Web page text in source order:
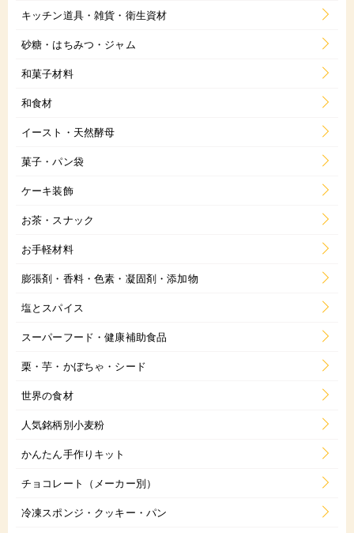
キッチン道具・雑貨・衛生資材
砂糖・はちみつ・ジャム
和菓子材料
和食材
イースト・天然酵母
菓子・パン袋
ケーキ装飾
お茶・スナック
お手軽材料
膨張剤・香料・色素・凝固剤・添加物
塩とスパイス
スーパーフード・健康補助食品
栗・芋・かぼちゃ・シード
世界の食材
人気銘柄別小麦粉
かんたん手作りキット
チョコレート（メーカー別）
冷凍スポンジ・クッキー・パン